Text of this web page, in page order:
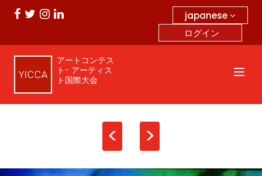
japanese
ログイン
アートコンテス
ト- アーティス
ト国際大会
< >